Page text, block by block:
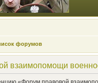
форумов
взаимопомощи